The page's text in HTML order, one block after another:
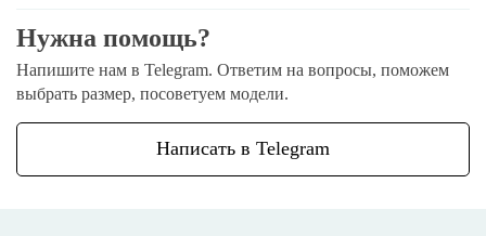
Нужна помощь?
Напишите нам в Telegram. Ответим на вопросы, поможем
выбрать размер, посоветуем модели.
Написать в Telegram